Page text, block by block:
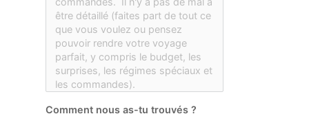
Comment nous as-tu trouvés ?